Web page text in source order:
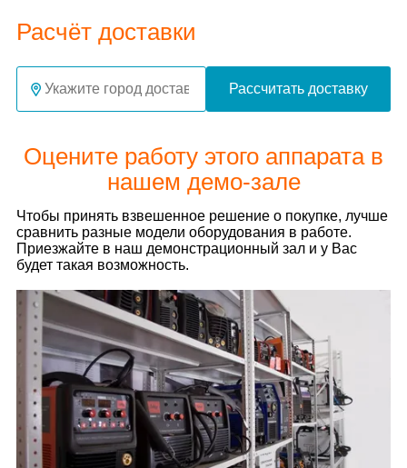
Расчёт доставки
Рассчитать доставку
Оцените работу этого аппарата в
нашем демо-зале
Чтобы принять взвешенное решение о покупке, лучше
сравнить разные модели оборудования в работе.
Приезжайте в наш демонстрационный зал и у Вас
будет такая возможность.